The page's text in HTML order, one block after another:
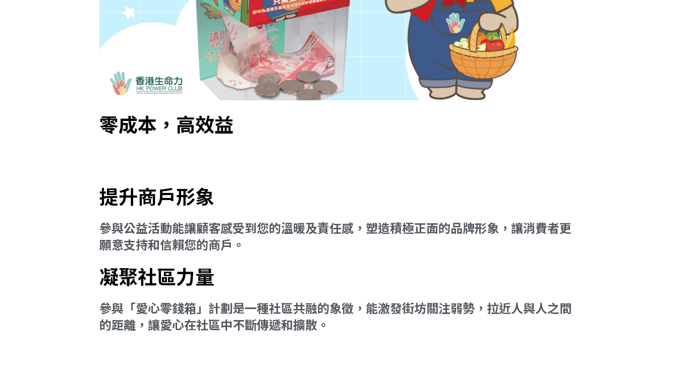
零成本，高效益
提升商戶形象
參與公益活動能讓顧客感受到您的溫暖及責任感，塑造積極正面的品牌形象，讓消費者更
願意支持和信賴您的商戶。
凝聚社區力量
參與「愛心零錢箱」計劃是一種社區共融的象徵，能激發街坊關注弱勢，拉近人與人之間
的距離，讓愛心在社區中不斷傳遞和擴散。